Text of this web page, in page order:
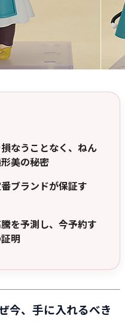
なうことなく、ねん
美の秘密
ブランドが保証す
を予測し、今予約す
明
今、手に入れるべき